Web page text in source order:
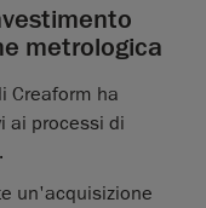
metrologica
Creaform ha
ai processi di
un'acquisizione